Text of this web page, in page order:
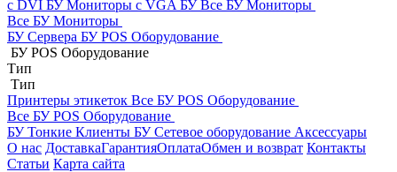
с DVI БУМониторы с VGA БУВсе БУ Мониторы
Все БУ Мониторы
БУ Сервера БУ POS Оборудование
БУ POS Оборудование
Тип
Тип
Принтеры этикеток Все БУ POS Оборудование
Все БУ POS Оборудование
БУ Тонкие Клиенты БУ Сетевое оборудование Аксессуары
О нас ДоставкаГарантияОплатаОбмен и возврат Контакты
Статьи Карта сайта